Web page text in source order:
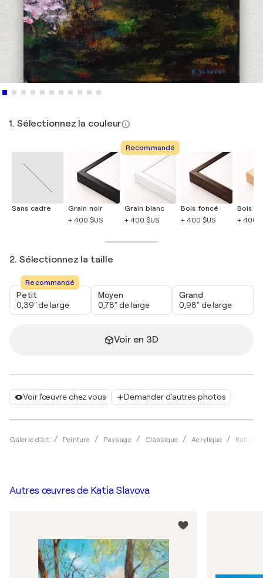
Voir l'œuvre chez vous Demander d'autres photos
Galerie d'art Peinture Paysage Classique Acrylique Katia
1. Sélectionnez la couleur
Sans cadre
Grain noir
+ 400 $US
Recommandé
Grain blanc
+ 400 $US
Bois foncé
+ 400 $US
Bois
+ 400
2. Sélectionnez la taille
Recommandé
Petit
0,39" de large
Moyen
0,78" de large
Grand
0,98" de large
Voir en 3D
Autres œuvres de Katia Slavova